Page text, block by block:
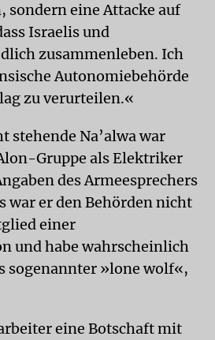
sondern eine Attacke auf
Israelis und
zusammenleben. Ich
Autonomiebehörde
zu verurteilen.«
stehende Na’alwa war
Gruppe als Elektriker
des Armeesprechers
war er den Behörden nicht
einer
und habe wahrscheinlich
sogenannter »lone wolf«,
eine Botschaft mit